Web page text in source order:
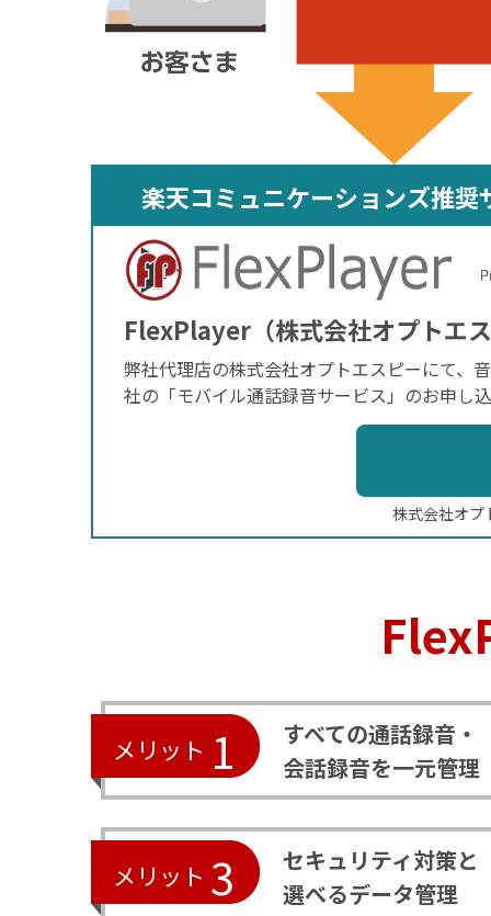
楽天コミュニケーションズ推奨
FlexPlayer（株式会社オプトエ
弊社代理店の株式会社オプトエスピーにて、
社の「モバイル通話録音サービス」のお申し
株式会社オプ
メリット 1
すべての通話録音・
会話録音を一元管理
メリット 3
セキュリティ対策と
選べるデータ管理